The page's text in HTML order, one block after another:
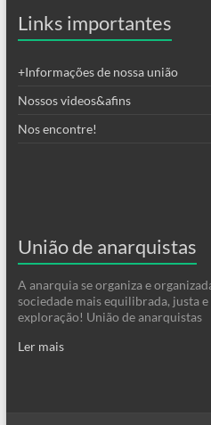
Links importantes
+Informações de nossa união
Nossos videos&afins
Nos encontre!
União de anarquistas
A anarquia se organiza e
sociedade mais equilibrada, justa
exploração! União de anarquistas
Ler mais